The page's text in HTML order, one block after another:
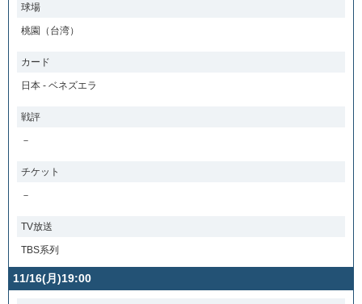
球場
桃園（台湾）
カード
日本 - ベネズエラ
戦評
－
チケット
－
TV放送
TBS系列
11/16(月)19:00